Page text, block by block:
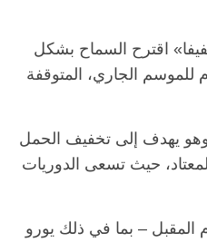
اقترح السماح بشكل
كرة القدم للموسم الجاري، المتوقفة
الرياضية الإنجليزية، يشمل هذا المقترح موسم 2020/2021، وهو يهدف إلى تخفيف الحمل
حيث تسعى الدوريات
المقبل – بما في ذلك يورو